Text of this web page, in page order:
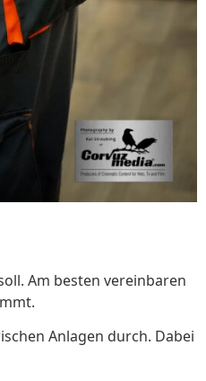
Am besten vereinbaren
Anlagen durch. Dabei